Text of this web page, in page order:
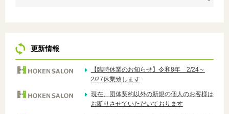
更新情報
【臨時休業のお知らせ】令和8年 2/24～
2/27休業致します
現在、団体契約以外の新規の個人のお客様は
お断りさせていただいております